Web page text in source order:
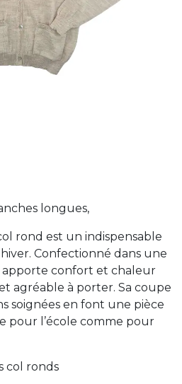
longues,
rond est un indispensable
Confectionné dans une
apporte confort et chaleur
agréable à porter. Sa coupe
soignées en font une pièce
pour l’école comme pour
col ronds